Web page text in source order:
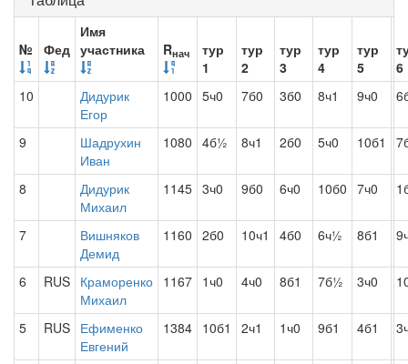
№ Фед
Имя
участника
Rнач
тур
1
тур
2
тур
3
тур
4
тур
5
6
10
Дидурик
Егор
1000 5ч0 7б0 3б0 8ч1 9ч0
9
Шадрухин
Иван
1080 4б½ 8ч1 2б0 5ч0 10б1
8
Дидурик
Михаил
1145 3ч0 9б0 6ч0 10б0 7ч0
7
Вишняков
Демид
1160 2б0 10ч1 4б0 6ч½ 8б1
6 RUS Краморенко
Михаил
1167 1ч0 4ч0 8б1 7б½ 3ч0
5 RUS Ефименко
Евгений
1384 10б1 2ч1 1ч0 9б1 4б1